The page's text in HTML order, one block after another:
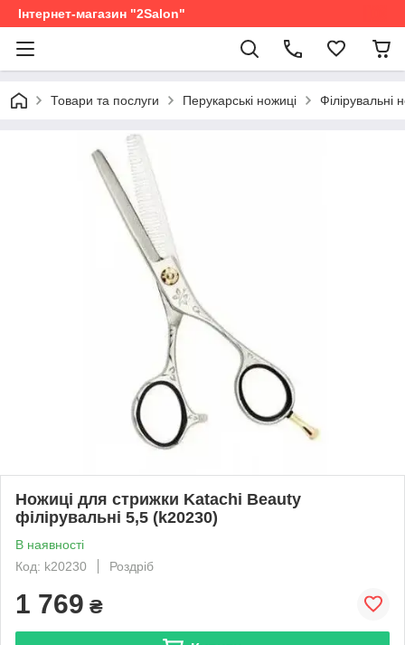
Інтернет-магазин "2Salon"
Товари та послуги Перукарські ножиці Філірувальні
Ножиці для стрижки Katachi Beauty
філірувальні 5,5 (k20230)
В наявності
Код: k20230
Роздріб
1 769 ₴